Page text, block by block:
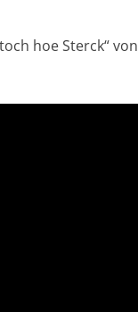
hoe Sterck“ von